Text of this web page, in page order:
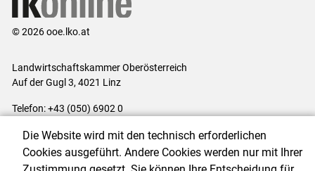
© 2026 ooe.lko.at
Landwirtschaftskammer Oberösterreich
Auf der Gugl 3, 4021 Linz
Telefon: +43 (050) 6902 0
Impressum|Kontakt|Gewinnspiele|Datenschutzerklärung |
Barrierefreiheit | Cookie-Einstellungen
Die Website wird mit den technisch erforderlichen
Cookies ausgeführt. Andere Cookies werden nur mit Ihrer